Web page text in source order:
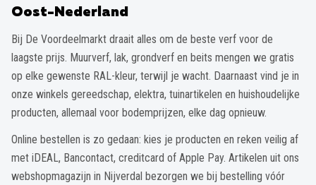
Oost-Nederland
Bij De Voordeelmarkt draait alles om de beste verf voor de
laagste prijs. Muurverf, lak, grondverf en beits mengen we gratis
op elke gewenste RAL-kleur, terwijl je wacht. Daarnaast vind je in
onze winkels gereedschap, elektra, tuinartikelen en huishoudelijke
producten, allemaal voor bodemprijzen, elke dag opnieuw.
Online bestellen is zo gedaan: kies je producten en reken veilig af
met iDEAL, Bancontact, creditcard of Apple Pay. Artikelen uit ons
webshopmagazijn in Nijverdal bezorgen we bij bestelling vóór